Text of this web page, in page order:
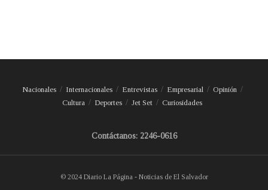
Nacionales Internacionales Entrevistas Empresarial
Opinión
Cultura
Deportes Jet Set Curiosidades
Contáctanos: 2246-0616
© 2024 Diario La Página - Noticias de El Salvador